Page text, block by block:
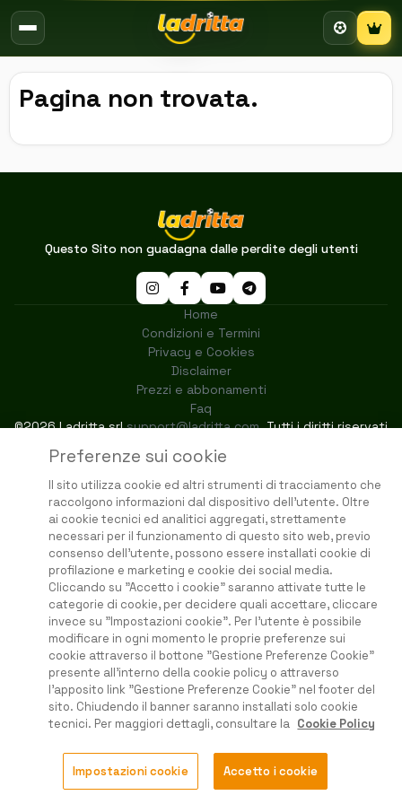
Preferenze sui cookie
Il sito utilizza cookie ed altri strumenti di tracciamento che
raccolgono informazioni dal dispositivo dell'utente. Oltre
ai cookie tecnici ed analitici aggregati, strettamente
necessari per il funzionamento di questo sito web, previo
consenso dell'utente, possono essere installati cookie di
profilazione e marketing e cookie dei social media.
Cliccando su "Accetto i cookie" saranno attivate tutte le
categorie di cookie, per decidere quali accettare, cliccare
invece su "Impostazioni cookie". Per l'utente è possibile
modificare in ogni momento le proprie preferenze sui
cookie attraverso il bottone "Gestione Preferenze Cookie"
presente all'interno della cookie policy o attraverso
l'apposito link "Gestione Preferenze Cookie" nel footer del
sito. Chiudendo il banner saranno installati solo cookie
tecnici. Per maggiori dettagli, consultare la Cookie Policy
Impostazioni cookie Accetto i cookie
Pagina non trovata.
Questo Sito non guadagna dalle perdite degli utenti
Home
Condizioni e Termini
Privacy e Cookies
Disclaimer
Prezzi e abbonamenti
Faq
©2026 Ladritta srlsupport@ladritta.com. Tutti i diritti riservati